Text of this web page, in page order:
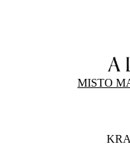
MISTO